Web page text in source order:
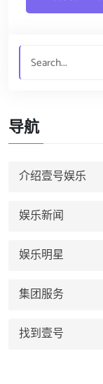
导航
介绍壹号娱乐
娱乐新闻
娱乐明星
集团服务
找到壹号